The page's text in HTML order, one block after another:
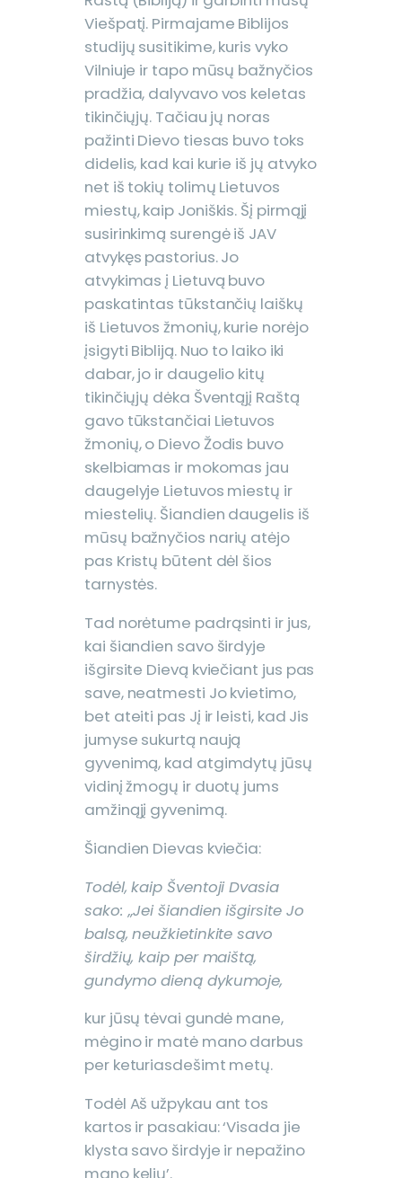
Viešpatį. Pirmajame Biblijos
studijų susitikime, kuris vyko
Vilniuje ir tapo mūsų bažnyčios
pradžia, dalyvavo vos keletas
tikinčiųjų. Tačiau jų noras
pažinti Dievo tiesas buvo toks
didelis, kad kai kurie iš jų atvyko
net iš tokių tolimų Lietuvos
miestų, kaip Joniškis. Šį pirmąjį
susirinkimą surengė iš JAV
atvykęs pastorius. Jo
atvykimas į Lietuvą buvo
paskatintas tūkstančių laiškų
iš Lietuvos žmonių, kurie norėjo
įsigyti Bibliją. Nuo to laiko iki
dabar, jo ir daugelio kitų
tikinčiųjų dėka Šventąjį Raštą
gavo tūkstančiai Lietuvos
žmonių, o Dievo Žodis buvo
skelbiamas ir mokomas jau
daugelyje Lietuvos miestų ir
miestelių. Šiandien daugelis iš
mūsų bažnyčios narių atėjo
pas Kristų būtent dėl šios
tarnystės.
Tad norėtume padrąsinti ir jus,
kai šiandien savo širdyje
išgirsite Dievą kviečiant jus pas
save, neatmesti Jo kvietimo,
bet ateiti pas Jį ir leisti, kad Jis
jumyse sukurtą naują
gyvenimą, kad atgimdytų jūsų
vidinį žmogų ir duotų jums
amžinąjį gyvenimą.
Šiandien Dievas kviečia:
Todėl, kaip Šventoji Dvasia
sako: „Jei šiandien išgirsite Jo
balsą, neužkietinkite savo
širdžių, kaip per maištą,
gundymo dieną dykumoje,
kur jūsų tėvai gundė mane,
mėgino ir matė mano darbus
per keturiasdešimt metų.
Todėl Aš užpykau ant tos
kartos ir pasakiau: ‘Visada jie
klysta savo širdyje ir nepažino